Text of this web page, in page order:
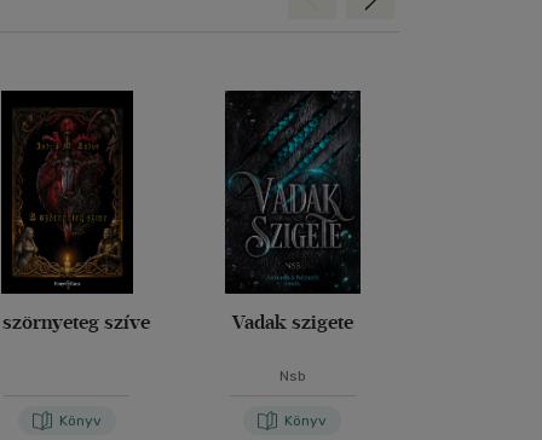
szíve
Könyv
Vadak szigete
Nsb
Könyv